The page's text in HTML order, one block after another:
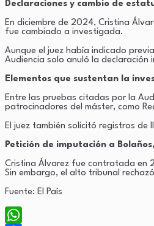
Declaraciones y cambio de
En diciembre de 2024, Cristina
fue cambiado a investigada.
Aunque el juez había indicado
Audiencia solo anuló la declaración
Elementos que sustentan la
Entre las pruebas citadas por la
patrocinadores del máster, como
El juez también solicitó registros de
Petición de imputación a
Cristina Álvarez fue contratada en
Sin embargo, el alto tribunal
Fuente: El País